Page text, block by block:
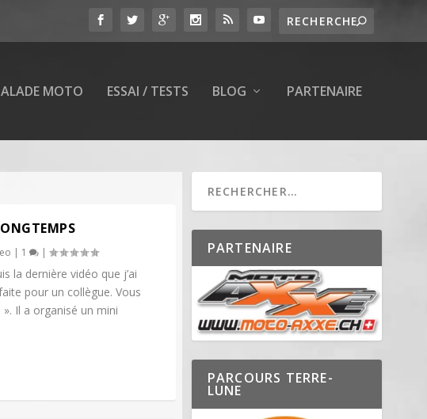
MOTO ESSAI / TESTS BLOG PARTENAIRE
| 1 |
la dernière vidéo que j’ai
pour un collègue. Vous
». Il a organisé un mini
PARTENAIRE
PARCOURS TERRE-
LUNE